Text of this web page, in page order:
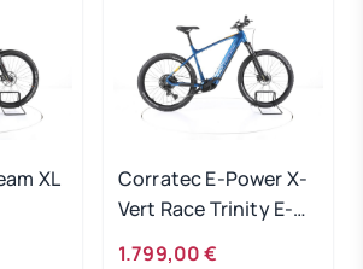
XL
Corratec E-Power X-
Vert Race Trinity E-
1.799,00 €